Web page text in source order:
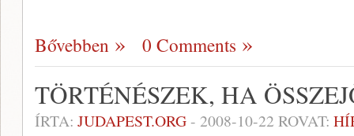
Bővebben 0 Comments
TÖRTÉNÉSZEK, HA
ÍRTA: JUDAPEST.ORG- 2008-10-22 ROVAT: